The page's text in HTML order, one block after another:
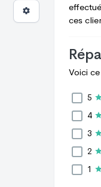
ces
Voici
5
4
3
2
1